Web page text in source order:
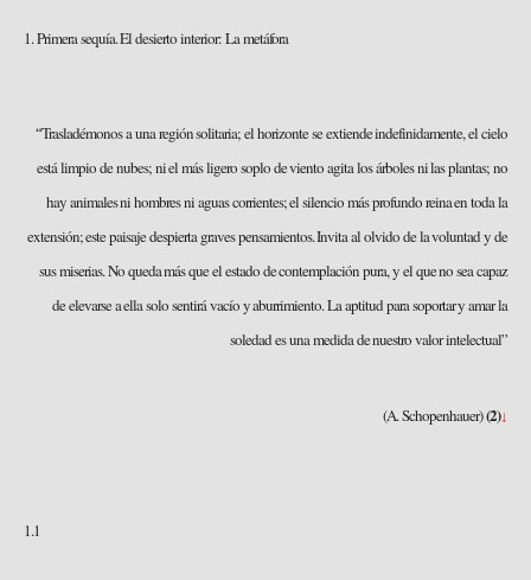
1. Primera sequía. El desierto interior: La metáfora
“Trasladémonos a una región solitaria; el horizonte se extiende indefinidamente, el cielo
está limpio de nubes; ni el más ligero soplo de viento agita los árboles ni las plantas; no
hay animales ni hombres ni aguas corrientes; el silencio más profundo reina en toda la
extensión; este paisaje despierta graves pensamientos. Invita al olvido de la voluntad y de
sus miserias. No queda más que el estado de contemplación pura, y el que no sea capaz
de elevarse a ella solo sentirá vacío y aburrimiento. La aptitud para soportar y amar la
soledad es una medida de nuestro valor intelectual”
(A. Schopenhauer)(2)↓
1.1